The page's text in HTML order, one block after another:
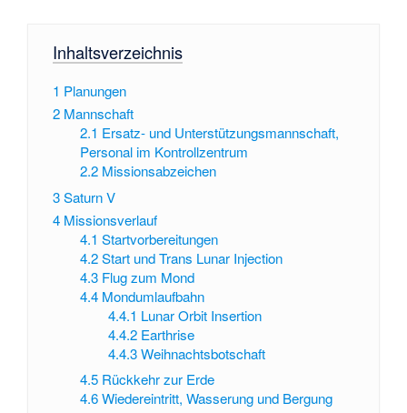
Inhaltsverzeichnis
1 Planungen
2 Mannschaft
2.1 Ersatz- und Unterstützungsmannschaft,
Personal im Kontrollzentrum
2.2 Missionsabzeichen
3Saturn V
4 Missionsverlauf
4.1 Startvorbereitungen
4.2 Start und Trans Lunar Injection
4.3 Flug zum Mond
4.4 Mondumlaufbahn
4.4.1 Lunar Orbit Insertion
4.4.2 Earthrise
4.4.3 Weihnachtsbotschaft
4.5 Rückkehr zur Erde
4.6 Wiedereintritt, Wasserung und Bergung